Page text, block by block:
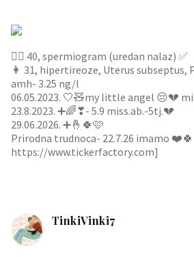
bude do kraja sve dobro i to
0
👱‍♂️ 40, spermiogram (uredan nalaz) ✅️
👩 31, hipertireoze, Uterus subseptus,
amh- 3.25 ng/l
06.05.2023. 🤍🧸my little angel 😔💔
23.8.2023. ➕🌈❣- 5.9 miss.ab.-5tj.💔
29.06.2026. ➕️🤞🍀🩷
Prirodna trudnoca- 22.7.26 imamo ❤️🍀
https://www.tickerfactory.com]
TinkiVinki7